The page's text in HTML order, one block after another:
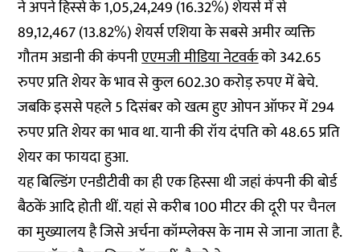
ने अपने हिस्से के 1,05,24,249 (16.32%) शेयर्स में से
89,12,467 (13.82%) शेयर्स एशिया के सबसे अमीर व्यक्ति
गौतम अडानी की कंपनीएएमजी मीडिया नेटवर्कको 342.65
रुपए प्रति शेयर के भाव से कुल 602.30 करोड़ रुपए में बेचे.
जबकि इससे पहले 5 दिसंबर को खत्म हुए ओपन ऑफर में 294
रुपए प्रति शेयर का भाव था. यानी की रॉय दंपति को 48.65 प्रति
शेयर का फायदा हुआ.
यह बिल्डिंग एनडीटीवी का ही एक हिस्सा थी जहां कंपनी की बोर्ड
बैठकें आदि होती थीं. यहां से करीब 100 मीटर की दूरी पर चैनल
का मुख्यालय है जिसे अर्चना कॉम्प्लेक्स के नाम से जाना जाता है.